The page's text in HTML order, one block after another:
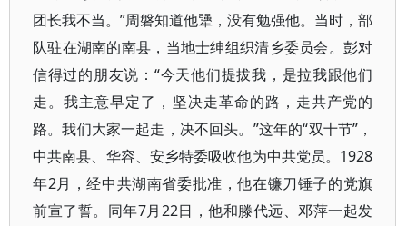
团长我不当。”周磐知道他犟，没有勉强他。当时，部
队驻在湖南的南县，当地士绅组织清乡委员会。彭对
信得过的朋友说：“今天他们提拔我，是拉我跟他们
走。我主意早定了，坚决走革命的路，走共产党的
路。我们大家一起走，决不回头。”这年的“双十节”，
中共南县、华容、安乡特委吸收他为中共党员。1928
年2月，经中共湖南省委批准，他在镰刀锤子的党旗
前宣了誓。同年7月22日，他和滕代远、邓萍一起发